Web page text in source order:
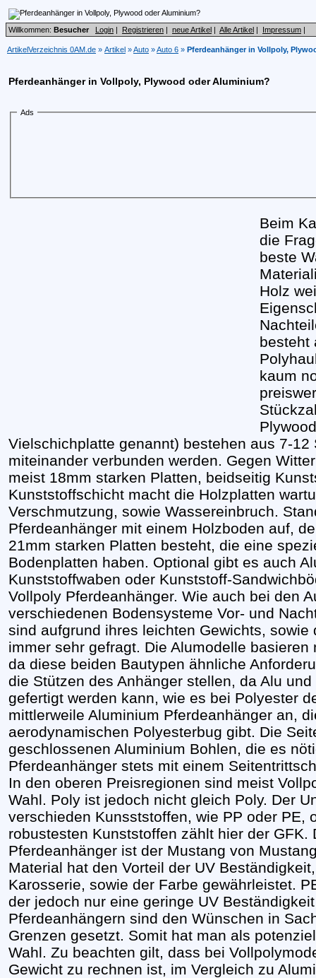
Willkommen: Besucher Login | Registrieren | neue Artikel | Alle Artikel | Impressum |
ArtikelVerzeichnis 0AM.de » Artikel »Auto »Auto 6 » Pferdeanhänger in Vollpoly,
Pferdeanhänger in Vollpoly, Plywood oder Aluminium?
Ads
Beim
die
beste
Holz
besteht
kaum
Vielschichplatte genannt) bestehen aus 7-
miteinander verbunden werden. Gegen
meist 18mm starken Platten, beidseitig
Kunststoffschicht macht die Holzplatten
Verschmutzung, sowie Wassereinbruch.
Pferdeanhänger mit einem Holzboden auf,
21mm starken Platten besteht, die eine
Bodenplatten haben. Optional gibt es auch
Kunststoffwaben oder Kunststoff-
Vollpoly Pferdeanhänger. Wie auch bei den
verschiedenen Bodensysteme Vor- und
sind aufgrund ihres leichten Gewichts,
immer sehr gefragt. Die Alumodelle
da diese beiden Bautypen ähnliche
die Stützen des Anhänger stellen, da Alu
gefertigt werden kann, wie es bei Polyester
mittlerweile Aluminium Pferdeanhänger an,
aerodynamischen Polyesterbug gibt. Die
geschlossenen Aluminium Bohlen, die es
Pferdeanhänger stets mit einem
In den oberen Preisregionen sind meist
Wahl. Poly ist jedoch nicht gleich Poly. Der
verschieden Kunsststoffen, wie PP oder PE,
robustesten Kunststoffen zählt hier der GFK.
Pferdeanhänger ist der Mustang von
Material hat den Vorteil der UV
Karosserie, sowie der Farbe gewährleistet.
der jedoch nur eine geringe UV
Pferdeanhängern sind den Wünschen in
Grenzen gesetzt. Somit hat man als
Wahl. Zu beachten gilt, dass bei
Gewicht zu rechnen ist, im Vergleich zu